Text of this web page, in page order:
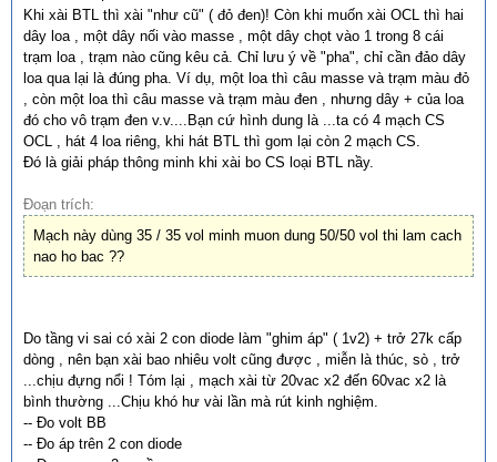
Khi xài BTL thì xài "như cũ" ( đỏ đen)! Còn khi muốn xài OCL thì hai
dây loa , một dây nối vào masse , một dây chọt vào 1 trong 8 cái
trạm loa , trạm nào cũng kêu cả. Chỉ lưu ý về "pha", chỉ cần đảo dây
loa qua lại là đúng pha. Ví dụ, một loa thì câu masse và trạm màu đỏ
, còn một loa thì câu masse và trạm màu đen , nhưng dây + của loa
đó cho vô trạm đen v.v....Bạn cứ hình dung là ...ta có 4 mạch CS
OCL , hát 4 loa riêng, khi hát BTL thì gom lại còn 2 mạch CS.
Đó là giải pháp thông minh khi xài bo CS loại BTL nầy.
Đoạn trích:
Mạch này dùng 35 / 35 vol minh muon dung 50/50 vol thi lam cach
nao ho bac ??
Do tầng vi sai có xài 2 con diode làm "ghim áp" ( 1v2) + trở 27k cấp
dòng , nên bạn xài bao nhiêu volt cũng được , miễn là thúc, sò , trở
...chịu đựng nổi ! Tóm lại , mạch xài từ 20vac x2 đến 60vac x2 là
bình thường ...Chịu khó hư vài lần mà rút kinh nghiệm.
-- Đo volt BB
-- Đo áp trên 2 con diode